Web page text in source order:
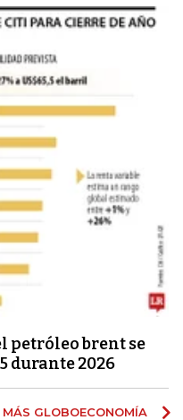
petróleo brent se
durante 2026
MÁS GLOBOECONOMÍA